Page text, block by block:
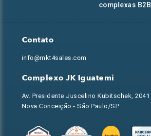
complexas
Contato
info@mkt4sales.com
Complexo JK Iguatemi
Av. Presidente Juscelino Kubitschek,
Nova Conceição - São Paulo/SP